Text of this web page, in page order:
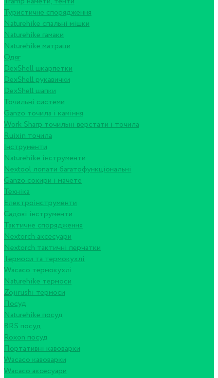
Туристичне спорядження
Naturehike спальні мішки
Naturehike гамаки
Naturehike матраци
Одяг
DexShell шкарпетки
DexShell рукавички
DexShell шапки
Точильні системи
Ganzo точила і каміння
Work Sharp точильні верстати і точила
Ruixin точила
Інструменти
Naturehike інструменти
Nextool лопати багатофункціональні
Ganzo сокири і мачете
Техніка
Електроінструменти
Садові інструменти
Тактичне спорядження
Nextorch аксесуари
Nextorch тактичні перчатки
Термоси та термокухлі
Wacaco термокухлі
Naturehike термоси
Zojirushi термоси
Посуд
Naturehike посуд
BRS посуд
Roxon посуд
Портативні кавоварки
Wacaco кавоварки
Wacaco аксесуари